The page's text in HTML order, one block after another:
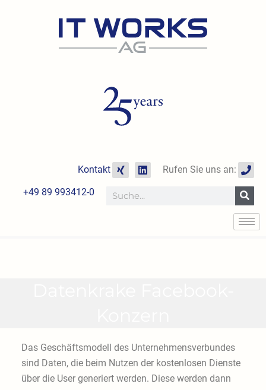
Kontakt
X
i
g
L
i
k
Rufen Sie uns an:
P
h
o
n
e
+49 89 993412-0 Suche
Das Geschäftsmodell des Unternehmensverbundes
sind Daten, die beim Nutzen der kostenlosen Dienste
über die User generiert werden. Diese werden dann